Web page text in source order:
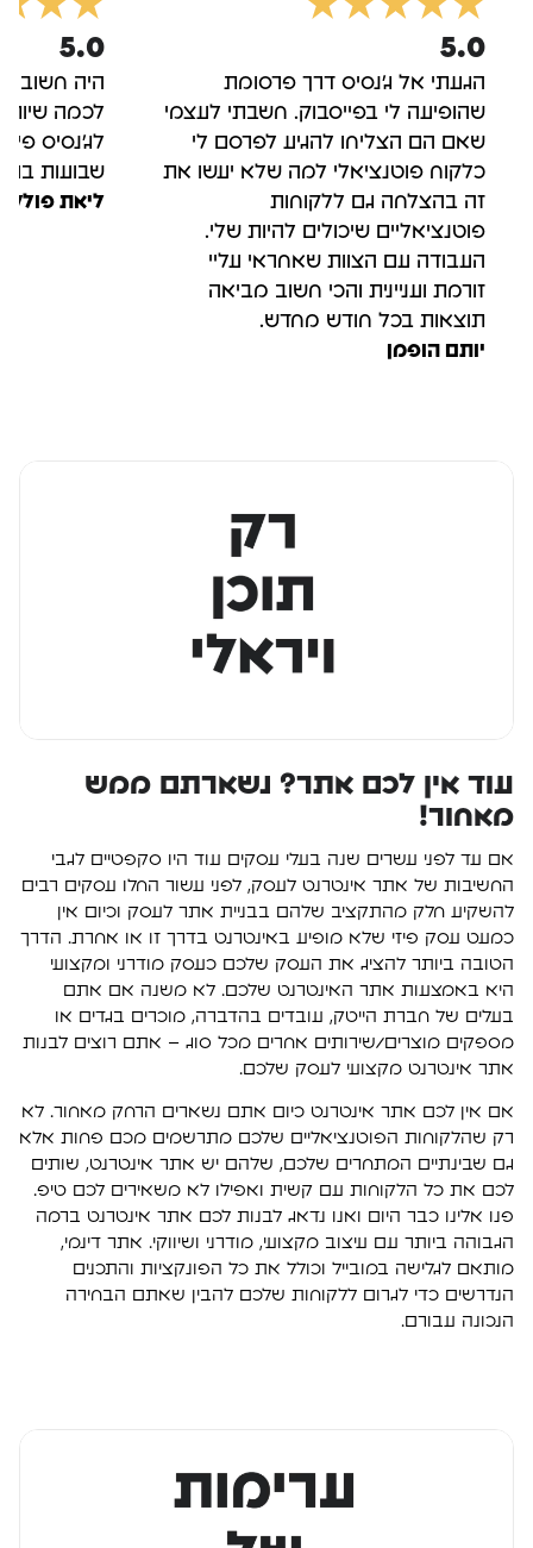
5.0
הגעתי אל ג'נסיס דרך פרסומת
שהופיעה לי בפייסבוק. חשבתי לעצמי
שאם הם הצליחו להגיע לפרסם לי
כלקוח פוטנציאלי למה שלא יעשו את
זה בהצלחה גם ללקוחות
פוטנציאליים שיכולים להיות שלי.
העבודה עם הצוות שאחראי עליי
זורמת ועניינית והכי חשוב מביאה
תוצאות בכל חודש מחדש.
יותם הופמן
5.0
היה חשוב
לכמה שיותר
לג'נסיס
שבועות
ליאת פולק
עוד אין לכם אתר? נשארתם ממש
מאחור!
אם עד לפני עשרים שנה בעלי עסקים עוד היו סקפטיים לגבי
החשיבות של אתר אינטרנט לעסק, לפני עשור החלו עסקים רבים
להשקיע חלק מהתקציב שלהם בבניית אתר לעסק וכיום אין
כמעט עסק פיזי שלא מופיע באינטרנט בדרך זו או אחרת. הדרך
הטובה ביותר להציג את העסק שלכם כעסק מודרני ומקצועי
היא באמצעות אתר האינטרנט שלכם. לא משנה אם אתם
בעלים של חברת הייטק, עובדים בהדברה, מוכרים בגדים או
מספקים מוצרים/שירותים אחרים מכל סוג – אתם רוצים לבנות
אתר אינטרנט מקצועי לעסק שלכם.
אם אין לכם אתר אינטרנט כיום אתם נשארים הרחק מאחור. לא
רק שהלקוחות הפוטנציאליים שלכם מתרשמים מכם פחות אלא
גם שבינתיים המתחרים שלכם, שלהם יש אתר אינטרנט, שותים
לכם את כל הלקוחות עם קשית ואפילו לא משאירים לכם טיפ.
פנו אלינו כבר היום ואנו נדאג לבנות לכם אתר אינטרנט ברמה
הגבוהה ביותר עם עיצוב מקצועי, מודרני ושיווקי. אתר דינמי,
מותאם לגלישה במובייל וכולל את כל הפונקציות והתכנים
הנדרשים כדי לגרום ללקוחות שלכם להבין שאתם הבחירה
הנכונה עבורם.